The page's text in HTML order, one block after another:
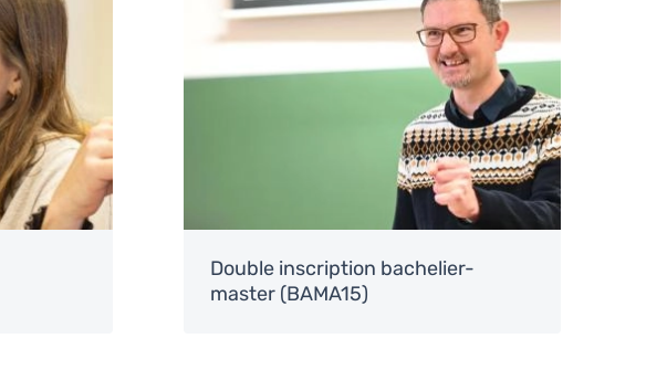
Double inscription bachelier-
master (BAMA15)